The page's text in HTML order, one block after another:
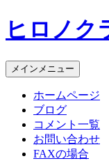
コ
ン
ン
ツ
ヒロノ
メインメニュー
ホームページ
ブログ
コメント一覧
お問い合わせ
FAXの場合